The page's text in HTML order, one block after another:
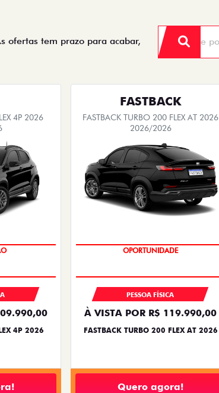
ofertas tem prazo para acabar,
4P 2026
4P 2026
FASTBACK
FASTBACK TURBO 200 FLEX AT 2026
2026/2026
OPORTUNIDADE
PESSOA FÍSICA
À VISTA POR R$ 119.990,00
FASTBACK TURBO 200 FLEX AT 2026
Quero agora!